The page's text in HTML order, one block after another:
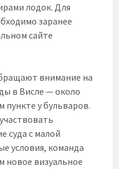
лодок. Для
заранее
сайте
внимание на
в Висле — около
пункте у бульваров.
суда с малой
условия, команда
новое визуальное